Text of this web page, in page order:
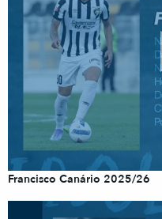
Francisco Canário 2025/26